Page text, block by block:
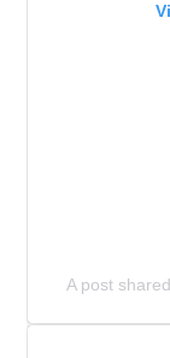
A post